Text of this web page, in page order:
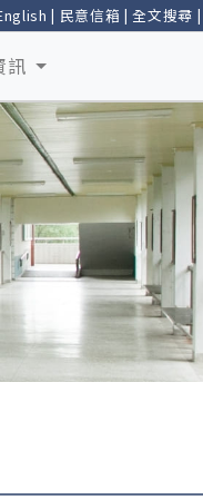
| 民意信箱 |全文搜尋 |
訊